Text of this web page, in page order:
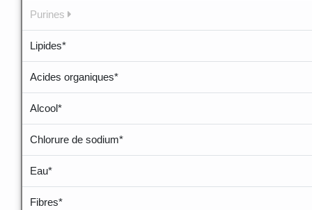
Purines
Lipides*
Acides organiques*
Alcool*
Chlorure de sodium*
Eau*
Fibres*